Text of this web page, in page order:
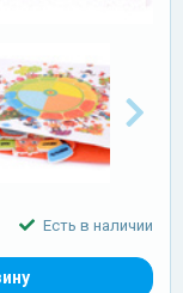
Есть в наличии